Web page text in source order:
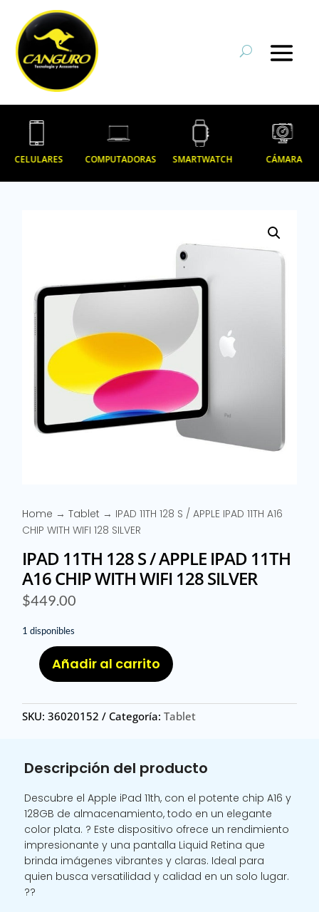
CELULARES COMPUTADORAS SMARTWATCH CÁMARA
Home →Tablet → IPAD 11TH 128 S / APPLE IPAD 11TH A16
CHIP WITH WIFI 128 SILVER
IPAD 11TH 128 S / APPLE IPAD 11TH
A16 CHIP WITH WIFI 128 SILVER
$449.00
1 disponibles
IPAD
128
S
IPAD
A16
CHIP
WITH
WIFI
128
SILVER
Añadir al carrito
SKU:36020152 Categoría:Tablet
Descripción del producto
Descubre el Apple iPad 11th, con el potente chip A16 y
128GB de almacenamiento, todo en un elegante
color plata. ? Este dispositivo ofrece un rendimiento
impresionante y una pantalla Liquid Retina que
brinda imágenes vibrantes y claras. Ideal para
quien busca versatilidad y calidad en un solo lugar.
??